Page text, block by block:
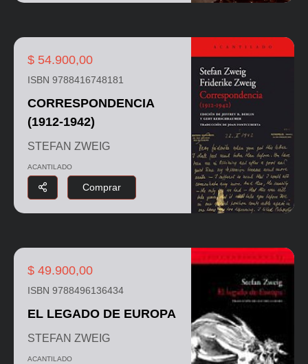
$ 54.900,00
ISBN 9788416748181
CORRESPONDENCIA
(1912-1942)
STEFAN ZWEIG
ACANTILADO
Comprar
$ 49.900,00
ISBN 9788496136434
EL LEGADO DE EUROPA
STEFAN ZWEIG
ACANTILADO